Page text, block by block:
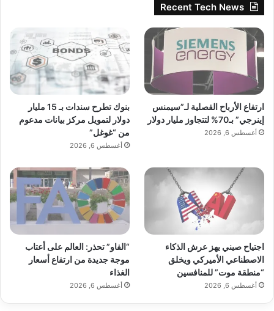
Recent Tech News
ارتفاع الأرباح الفصلية لـ”سيمنس
إينرجي” بـ70% لتتجاوز مليار دولار
أغسطس 6, 2026
بنوك تطرح سندات بـ 15 مليار
دولار لتمويل مركز بيانات مدعوم
من “غوغل”
أغسطس 6, 2026
اجتياح صيني يهز عرش الذكاء
الاصطناعي الأميركي ويخلق
“منطقة موت” للمنافسين
أغسطس 6, 2026
“الفاو” تحذر: العالم على أعتاب
موجة جديدة من ارتفاع أسعار
الغذاء
أغسطس 6, 2026